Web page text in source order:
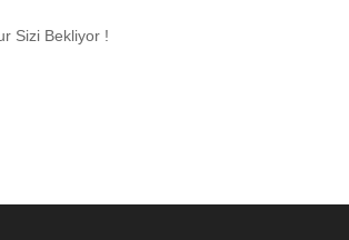
Sizi Bekliyor !